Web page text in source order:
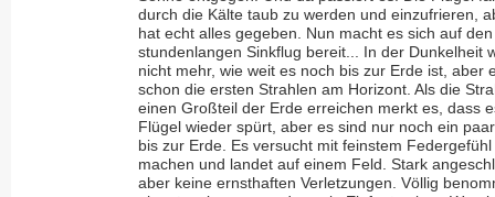
durch die Kälte taub zu werden und einzufrieren,
hat echt alles gegeben. Nun macht es sich auf den
stundenlangen Sinkflug bereit... In der Dunkelheit
nicht mehr, wie weit es noch bis zur Erde ist, aber
schon die ersten Strahlen am Horizont. Als die
einen Großteil der Erde erreichen merkt es, dass
Flügel wieder spürt, aber es sind nur noch ein
bis zur Erde. Es versucht mit feinstem
machen und landet auf einem Feld. Stark
aber keine ernsthaften Verletzungen. Völlig